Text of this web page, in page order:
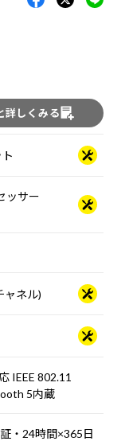
詳しくみる
ッサー
ャネル)
IEEE 802.11
5内蔵
・24時間×365日